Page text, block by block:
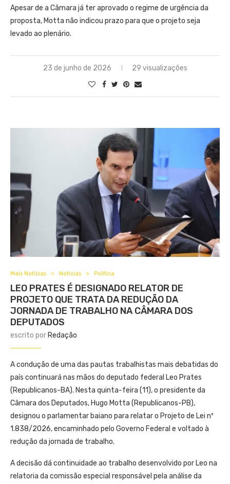
Apesar de a Câmara já ter aprovado o regime de urgência da
proposta, Motta não indicou prazo para que o projeto seja
levado ao plenário.
23 de junho de 2026 29 visualizações
Mais Notícias Notícias Política
LEO PRATES É DESIGNADO RELATOR DE
PROJETO QUE TRATA DA REDUÇÃO DA
JORNADA DE TRABALHO NA CÂMARA DOS
DEPUTADOS
escrito por Redação
A condução de uma das pautas trabalhistas mais debatidas do
país continuará nas mãos do deputado federal Leo Prates
(Republicanos-BA). Nesta quinta-feira (11), o presidente da
Câmara dos Deputados, Hugo Motta (Republicanos-PB),
designou o parlamentar baiano para relatar o Projeto de Lei nº
1.838/2026, encaminhado pelo Governo Federal e voltado à
redução da jornada de trabalho.
A decisão dá continuidade ao trabalho desenvolvido por Leo na
relatoria da comissão especial responsável pela análise da